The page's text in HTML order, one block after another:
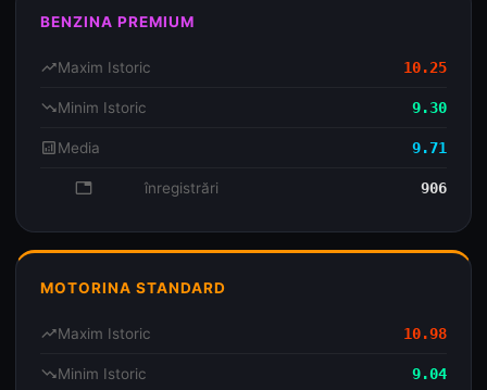
BENZINA PREMIUM
trending_upMaxim Istoric 10.25
trending_downMinim Istoric 9.30
analyticsMedia 9.71
database înregistrări 906
MOTORINA STANDARD
trending_upMaxim Istoric 10.98
trending_downMinim Istoric 9.04